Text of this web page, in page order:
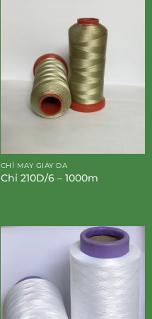
CHỈ MAY GIÀY DA
Chỉ 210D/6 – 1000m